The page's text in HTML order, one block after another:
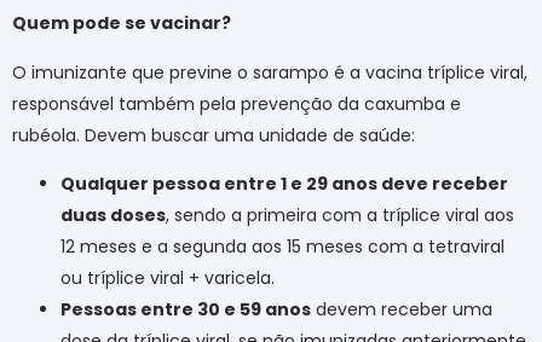
Quem pode se vacinar?
O imunizante que previne o sarampo é a vacina tríplice viral,
responsável também pela prevenção da caxumba e
rubéola. Devem buscar uma unidade de saúde:
Qualquer pessoa entre 1 e 29 anos deve receber
duas doses, sendo a primeira com a tríplice viral aos
12 meses e a segunda aos 15 meses com a tetraviral
ou tríplice viral + varicela.
Pessoas entre 30 e 59 anos devem receber uma